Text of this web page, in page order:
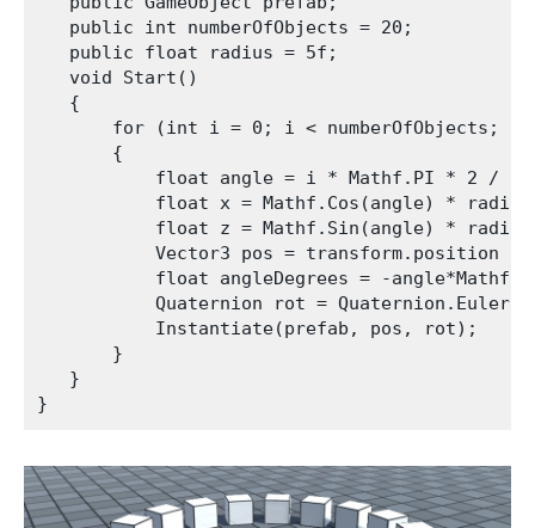
   public int numberOfObjects = 20;
   public float radius = 5f;
   void Start()
   {
for (int i = 0; i < numberOfObjects;
       {
float angle = i * Mathf.PI * 2 /
float x = Mathf.Cos(angle) *
float z = Mathf.Sin(angle) *
Vector3 pos = transform.position +
float angleDegrees = -
Quaternion rot =
           Instantiate(prefab, pos, rot);
       }
   }